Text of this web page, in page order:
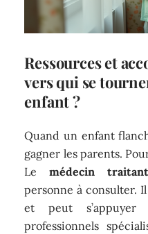
Ressources et
vers qui se
enfant ?
Quand un enfant
gagner les parents.
Lemédecin traitant
personne à consulter.
et peut
professionnels